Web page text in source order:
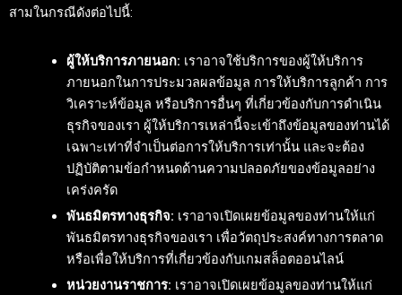
สามในกรณีดังต่อไปนี้:
ผู้ให้บริการภายนอก: เราอาจใช้บริการของผู้ให้บริการ
ภายนอกในการประมวลผลข้อมูล การให้บริการลูกค้า การ
วิเคราะห์ข้อมูล หรือบริการอื่นๆ ที่เกี่ยวข้องกับการดำเนิน
ธุรกิจของเรา ผู้ให้บริการเหล่านี้จะเข้าถึงข้อมูลของท่านได้
เฉพาะเท่าที่จำเป็นต่อการให้บริการเท่านั้น และจะต้อง
ปฏิบัติตามข้อกำหนดด้านความปลอดภัยของข้อมูลอย่าง
เคร่งครัด
พันธมิตรทางธุรกิจ: เราอาจเปิดเผยข้อมูลของท่านให้แก่
พันธมิตรทางธุรกิจของเรา เพื่อวัตถุประสงค์ทางการตลาด
หรือเพื่อให้บริการที่เกี่ยวข้องกับเกมสล็อตออนไลน์
หน่วยงานราชการ: เราอาจเปิดเผยข้อมูลของท่านให้แก่